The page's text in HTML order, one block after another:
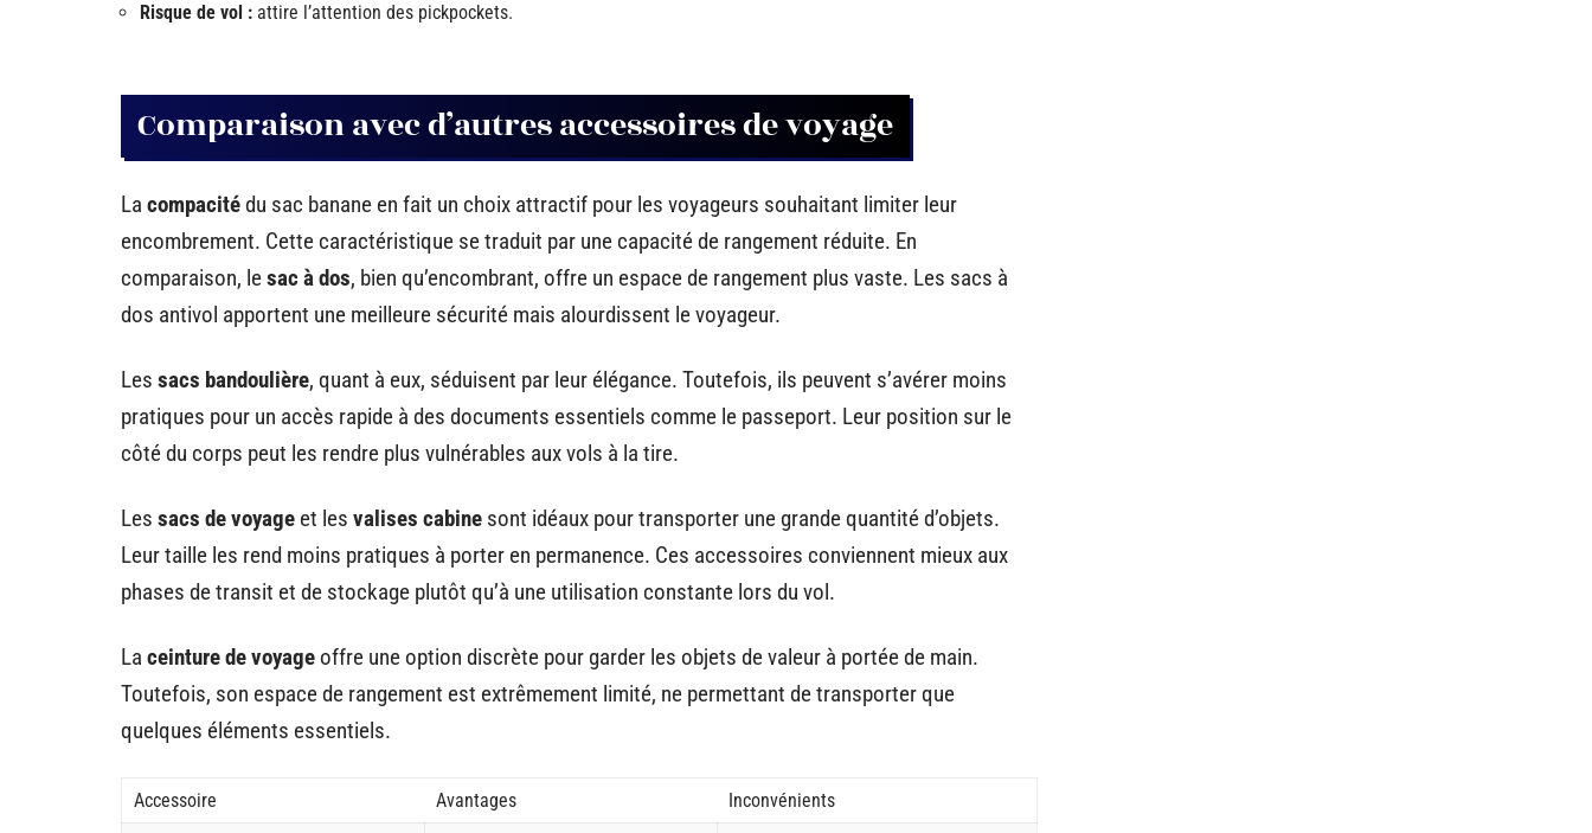
Risque de vol : attire l’attention des pickpockets.
Comparaison avec d’autres accessoires de voyage
La compacitédu sac banane en fait un choix attractif pour les voyageurs souhaitant limiter leur
encombrement. Cette caractéristique se traduit par une capacité de rangement réduite. En
comparaison, lesac à dos, bien qu’encombrant, offre un espace de rangement plus vaste. Les sacs à
dos antivol apportent une meilleure sécurité mais alourdissent le voyageur.
Les sacs bandoulière, quant à eux, séduisent par leur élégance. Toutefois, ils peuvent s’avérer moins
pratiques pour un accès rapide à des documents essentiels comme le passeport. Leur position sur le
côté du corps peut les rendre plus vulnérables aux vols à la tire.
Les sacs de voyage et les valises cabine sont idéaux pour transporter une grande quantité d’objets.
Leur taille les rend moins pratiques à porter en permanence. Ces accessoires conviennent mieux aux
phases de transit et de stockage plutôt qu’à une utilisation constante lors du vol.
La ceinture de voyage offre une option discrète pour garder les objets de valeur à portée de main.
Toutefois, son espace de rangement est extrêmement limité, ne permettant de transporter que
quelques éléments essentiels.
Accessoire Avantages
Inconvénients